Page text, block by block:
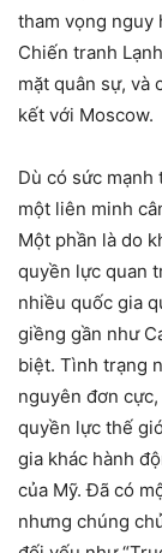
tham vọng nguy
Chiến tranh
mặt quân sự, và
kết với Moscow.
Dù có sức mạnh
một liên minh
Một phần là do
quyền lực quan
nhiều quốc gia
giềng gần như
biệt. Tình trạng
nguyên đơn
quyền lực thế
gia khác hành
của Mỹ. Đã có
nhưng chúng